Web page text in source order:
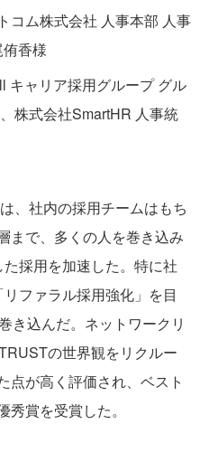
コム株式会社 人事本部 人事
香様
キャリア採用グループ グル
株式会社SmartHR 人事統
、社内の採用チームはもち
まで、多くの人を巻き込み
採用を加速した。特に社
ファラル採用強化」を目
き込んだ。ネットワークリ
の世界観をリクルー
点が高く評価され、ベスト
賞を受賞した。